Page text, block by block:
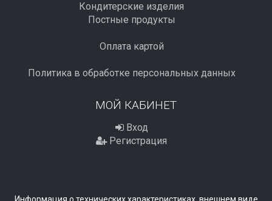
Кондитерские изделия
Постные продукты
Оплата картой
Политика в обработке персональных данных
МОЙ КАБИНЕТ
Вход
Регистрация